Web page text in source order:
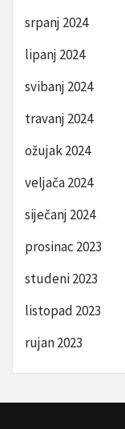
srpanj 2024
lipanj 2024
svibanj 2024
travanj 2024
ožujak 2024
veljača 2024
siječanj 2024
prosinac 2023
studeni 2023
listopad 2023
rujan 2023